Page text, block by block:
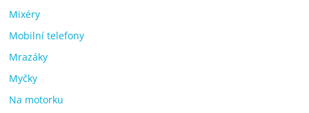
Mixéry
Mobilní telefony
Mrazáky
Myčky
Na motorku